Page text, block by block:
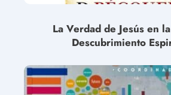
La Verdad de Jesús en
Descubrimiento